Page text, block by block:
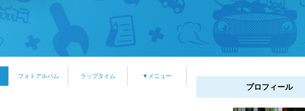
フォトアルバム ラップタイム ▼メニュー
プロフィール